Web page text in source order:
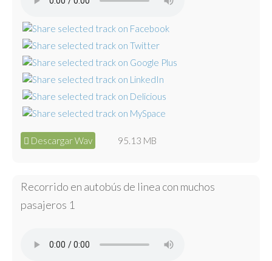
Descargar Wav 95.13 MB
Recorrido en autobús de linea con muchos
pasajeros 1